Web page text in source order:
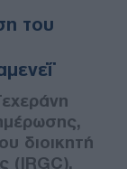
του
διοικητή
(IRGC),